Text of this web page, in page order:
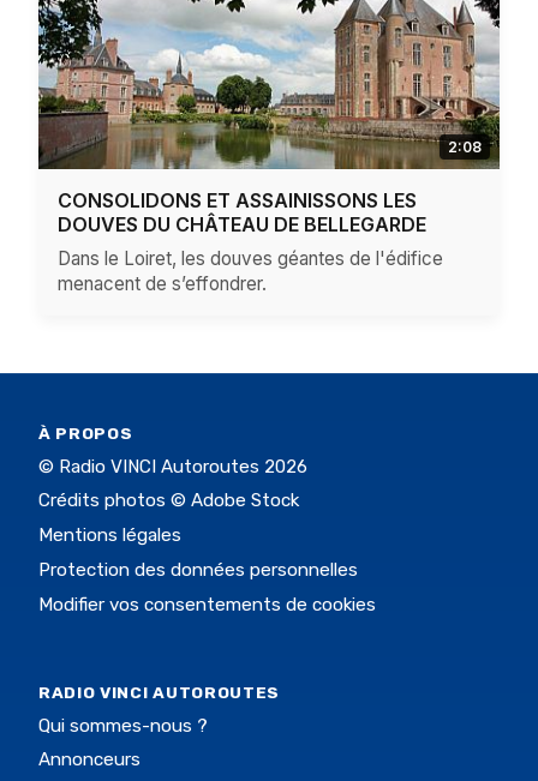
2:08
CONSOLIDONS ET ASSAINISSONS LES
DOUVES DU CHÂTEAU DE BELLEGARDE
Dans le Loiret, les douves géantes de l'édifice
menacent de s’effondrer.
À PROPOS
© Radio VINCI Autoroutes 2026
Crédits photos © Adobe Stock
Mentions légales
Protection des données personnelles
Modifier vos consentements de cookies
RADIO VINCI AUTOROUTES
Qui sommes-nous ?
Annonceurs